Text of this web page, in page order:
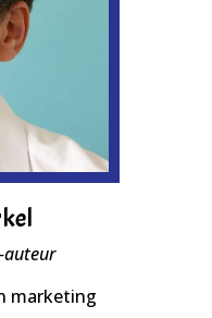
auteur
marketing